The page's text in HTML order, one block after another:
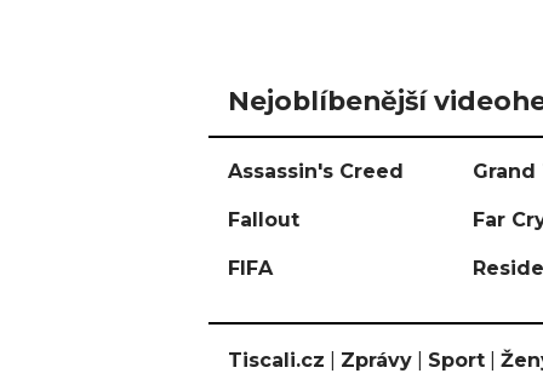
Nejoblíbenější
Assassin's Creed
Fallout Far
FIFA
Tiscali.cz Zprávy Sport